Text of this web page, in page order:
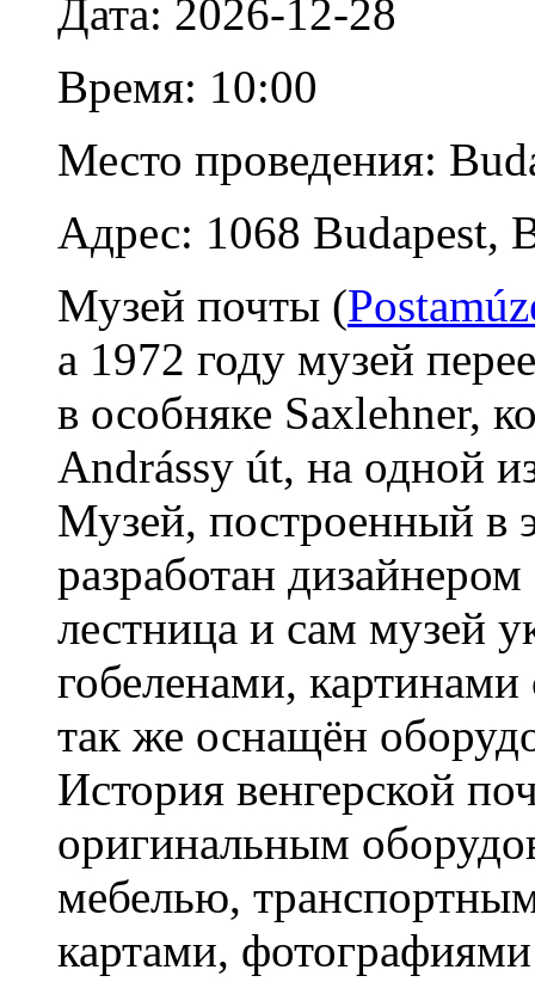
Дата: 2026-12-28
Время: 10:00
Место проведения:
Адрес: 1068 Budapest,
Музей почты (
а 1972 году музей
в особняке Saxlehner,
Andrássy út, на одной
Музей, построенный в
разработан
лестница и сам музей
гобеленами,
так же оснащён
История венгерской
оригинальным
мебелью,
картами,